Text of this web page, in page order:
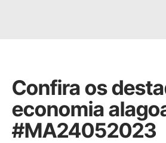
Confira os
economia
#MA24052023